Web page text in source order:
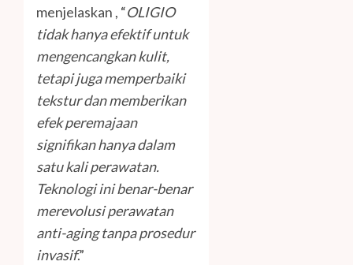
menjelaskan , “OLIGIO
tidak hanya efektif untuk
mengencangkan kulit,
tetapi juga memperbaiki
tekstur dan memberikan
efek peremajaan
signifikan hanya dalam
satu kali perawatan.
Teknologi ini benar-benar
merevolusi perawatan
anti-aging tanpa prosedur
invasif.”